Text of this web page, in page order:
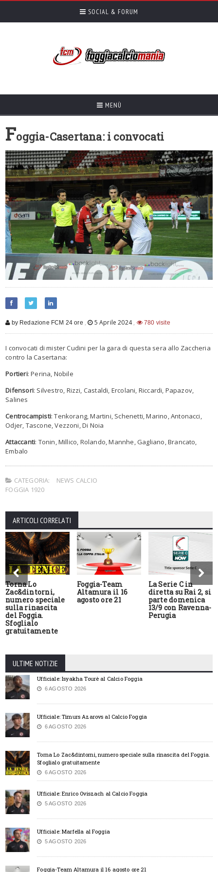
SOCIAL & FORUM
MENÙ
Foggia-Casertana: i convocati
by Redazione FCM 24 ore , 5 Aprile 2024, 780 visite
I convocati di mister Cudini per la gara di questa sera allo Zaccheria
contro la Casertana:
Portieri: Perina, Nobile
Difensori: Silvestro, Rizzi, Castaldi, Ercolani, Riccardi, Papazov,
Salines
Centrocampisti: Tenkorang, Martini, Schenetti, Marino, Antonacci,
Odjer, Tascone, Vezzoni, Di Noia
Attaccanti: Tonin, Millico, Rolando, Mannhe, Gagliano, Brancato,
Embalo
CATEGORIA:
NEWS CALCIO
FOGGIA 1920
ARTICOLI CORRELATI
Torna Lo
Zac&dintorni,
numero speciale
sulla rinascita
del Foggia.
Sfoglialo
gratuitamente
Foggia-Team
Altamura il 16
agosto ore 21
La Serie C in
diretta su Rai 2, si
parte domenica
13/9 con Ravenna-
Perugia
ULTIME NOTIZIE
Ufficiale: Isyakha Tourè al Calcio Foggia
6 AGOSTO 2026
Ufficiale: Timurs Azarovs al Calcio Foggia
6 AGOSTO 2026
Torna Lo Zac&dintorni, numero speciale sulla rinascita del Foggia.
Sfoglialo gratuitamente
6 AGOSTO 2026
Ufficiale: Enrico Oviszach al Calcio Foggia
5 AGOSTO 2026
Ufficiale: Marfella al Foggia
5 AGOSTO 2026
Foggia-Team Altamura il 16 agosto ore 21